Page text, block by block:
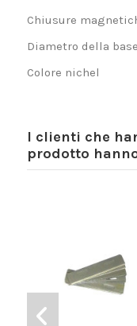
Chiusure
Diametro della
Colore nichel
I clienti che
prodotto